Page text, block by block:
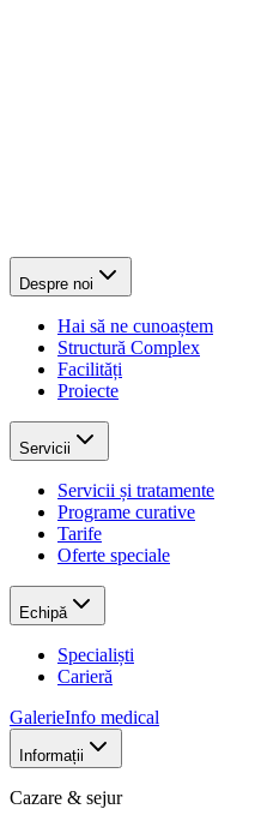
Despre noi
Hai să ne cunoaștem
Structură Complex
Facilități
Proiecte
Servicii
Servicii și tratamente
Programe curative
Tarife
Oferte speciale
Echipă
Specialiști
Carieră
GalerieInfo medical
Informații
Cazare & sejur